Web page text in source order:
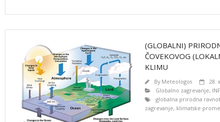
(GLOBALNI)
ČOVEKOVOG
KLIMU
By Meteologos
28.
Globalno zagrevanje,
globalna prirodna
zagrevanje, klimatske